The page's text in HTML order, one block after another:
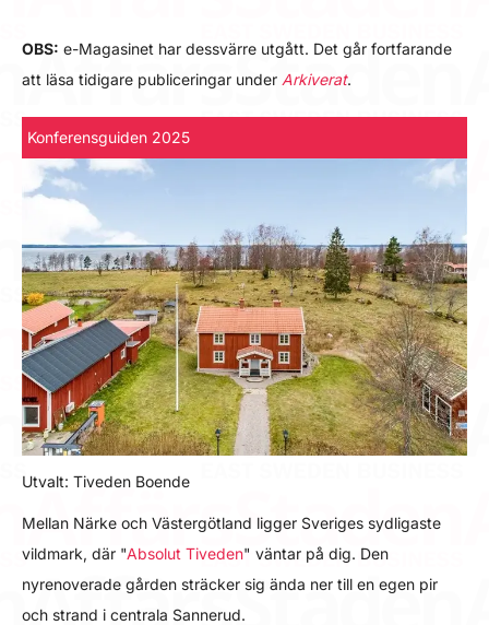
OBS: e-Magasinet har dessvärre utgått. Det går fortfarande
att läsa tidigare publiceringar under Arkiverat.
Konferensguiden 2025
Utvalt: Tiveden Boende
Mellan Närke och Västergötland ligger Sveriges sydligaste
vildmark, där "Absolut Tiveden" väntar på dig. Den
nyrenoverade gården sträcker sig ända ner till en egen pir
och strand i centrala Sannerud.